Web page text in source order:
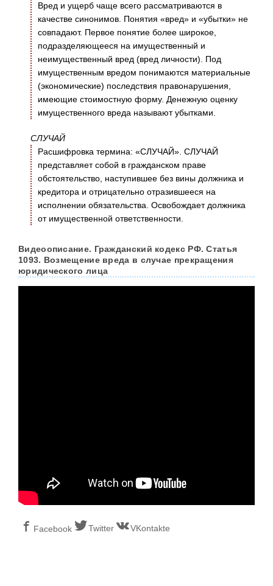
Вред и ущерб чаще всего рассматриваются в
качестве синонимов. Понятия «вред» и «убытки» не
совпадают. Первое понятие более широкое,
подразделяющееся на имущественный и
неимущественный вред (вред личности). Под
имущественным вредом понимаются материальные
(экономические) последствия правонарушения,
имеющие стоимостную форму. Денежную оценку
имущественного вреда называют убытками.
СЛУЧАЙ
Расшифровка термина: «СЛУЧАЙ». СЛУЧАЙ
представляет собой в гражданском праве
обстоятельство, наступившее без вины должника и
кредитора и отрицательно отразившееся на
исполнении обязательства. Освобождает должника
от имущественной ответственности.
Видеоописание. Гражданский кодекс РФ. Статья
1093. Возмещение вреда в случае прекращения
юридического лица
Facebook Twitter VKontakte